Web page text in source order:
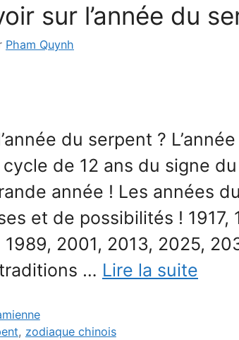
sur l’année du
Pham Quynh
du serpent ?
de 12 ans du signe
année ! Les années
et de possibilités ! 1917,
1989, 2001, 2013, 2025,
… Lire la suite
, zodiaque chinois